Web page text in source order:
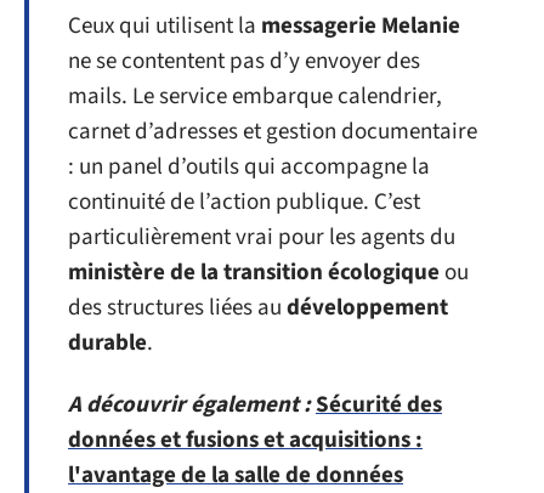
Ceux qui utilisent la messagerie Melanie
ne se contentent pas d’y envoyer des
mails. Le service embarque calendrier,
carnet d’adresses et gestion documentaire
: un panel d’outils qui accompagne la
continuité de l’action publique. C’est
particulièrement vrai pour les agents du
ministère de la transition écologique ou
des structures liées audéveloppement
durable.
A découvrir également :Sécurité des
données et fusions et acquisitions :
l'avantage de la salle de données